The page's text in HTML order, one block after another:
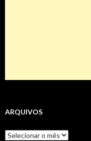
ARQUIVOS
Arquivos